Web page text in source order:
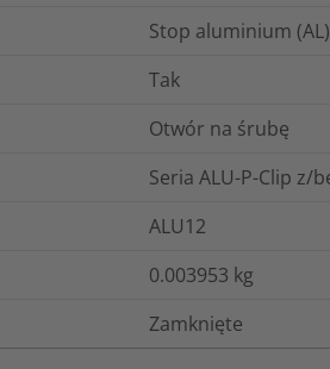
Stop aluminium (AL)
Tak
Otwór na śrubę
Seria ALU-P-Clip z/
ALU12
0.003953 kg
Zamknięte